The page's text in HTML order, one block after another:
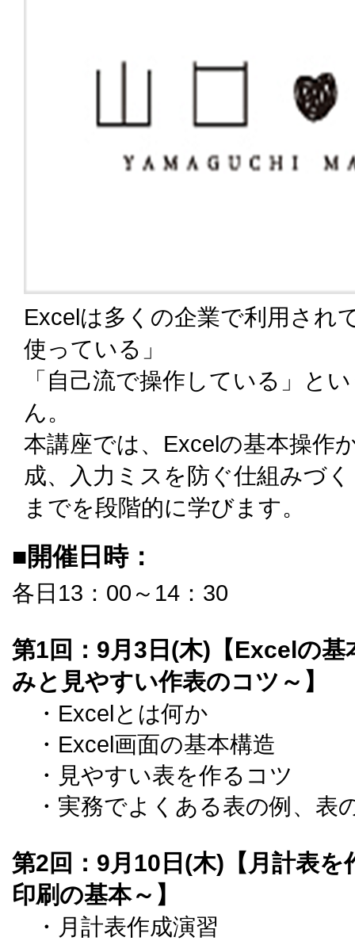
Excelは多くの企業で利用され
使っている」
「自己流で操作している」と
ん。
本講座では、Excelの基本操作
成、入力ミスを防ぐ仕組みづ
までを段階的に学びます。
■開催日時：
各日13：00～14：30
第1回：9月3日(木)【Excelの
みと見やすい作表のコツ～】
・Excelとは何か
・Excel画面の基本構造
・見やすい表を作るコツ
・実務でよくある表の例、表
第2回：9月10日(木)【月計表
印刷の基本～】
・月計表作成演習